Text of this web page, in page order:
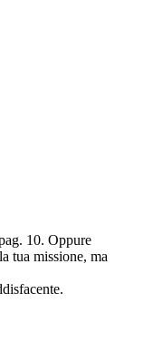
10. Oppure
tua missione, ma